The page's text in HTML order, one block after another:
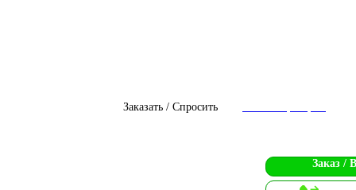
Заказать / Спросить
Заказ /